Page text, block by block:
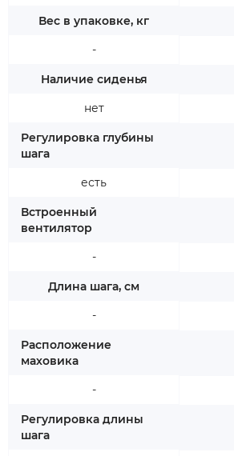
Вес в упаковке, кг
-
Наличие сиденья
нет
Регулировка глубины
шага
есть
Встроенный
вентилятор
-
Длина шага, см
-
Расположение
маховика
-
Регулировка длины
шага